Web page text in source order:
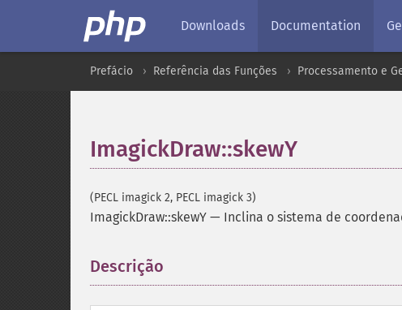
Downloads Documentation
Prefácio Referência das Funções Processamento e
ImagickDraw::skewY
(PECL imagick 2, PECL imagick 3)
ImagickDraw::skewY — Inclina o sistema de
Descrição